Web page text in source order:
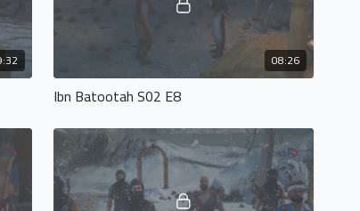
08:26
Ibn Batootah S02 E8